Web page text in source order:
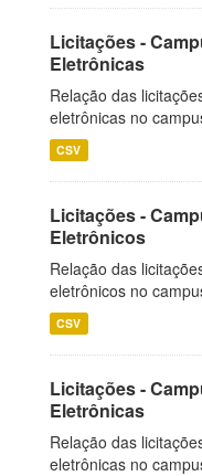
Licitações -
Eletrônicas
Relação das
eletrônicas no
CSV
Licitações -
Eletrônicos
Relação das
eletrônicos no
CSV
Licitações -
Eletrônicas
Relação das
eletrônicas no